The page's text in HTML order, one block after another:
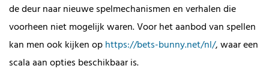
de deur naar nieuwe spelmechanismen en verhalen die
voorheen niet mogelijk waren. Voor het aanbod van spellen
kan men ook kijken ophttps://bets-bunny.net/nl/, waar een
scala aan opties beschikbaar is.